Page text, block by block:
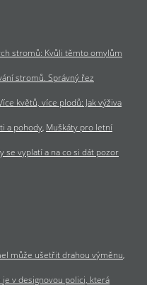
stromů: Kvůli těmto omylům
stromů. Správný řez
květů, více plodů: Jak výživa
a pohody Muškáty pro letní
se vyplatí a na co si dát pozor
může ušetřit drahou výměnu
v designovou polici, která